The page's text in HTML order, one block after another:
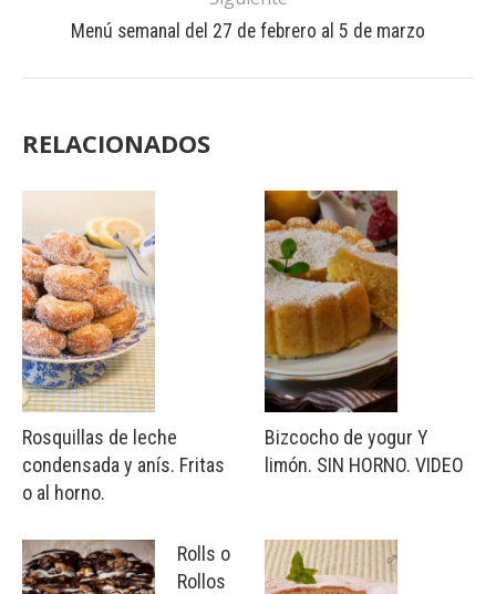
Menú semanal del 27 de febrero al 5 de marzo
RELACIONADOS
Rosquillas de leche
condensada y anís. Fritas
o al horno.
Rolls o
Rollos
Bizcocho de yogur Y
limón. SIN HORNO. VIDEO